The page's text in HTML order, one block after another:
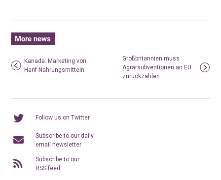
More news
Kanada: Marketing von
Hanf-Nahrungsmitteln
Großbritannien muss
Agrarsubventionen an EU
zurückzahlen
Follow us on Twitter
Subscribe to our daily
email newsletter
Subscribe to our
RSS feed